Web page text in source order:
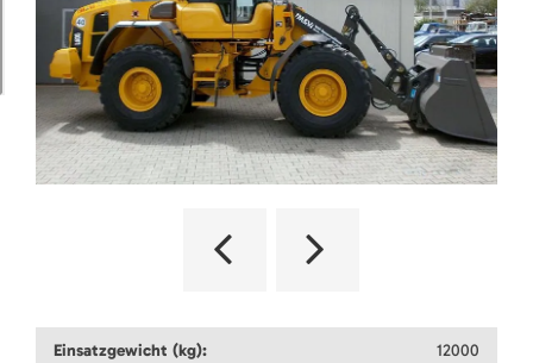
Einsatzgewicht (kg): 12000